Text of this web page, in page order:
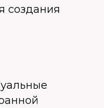
создания